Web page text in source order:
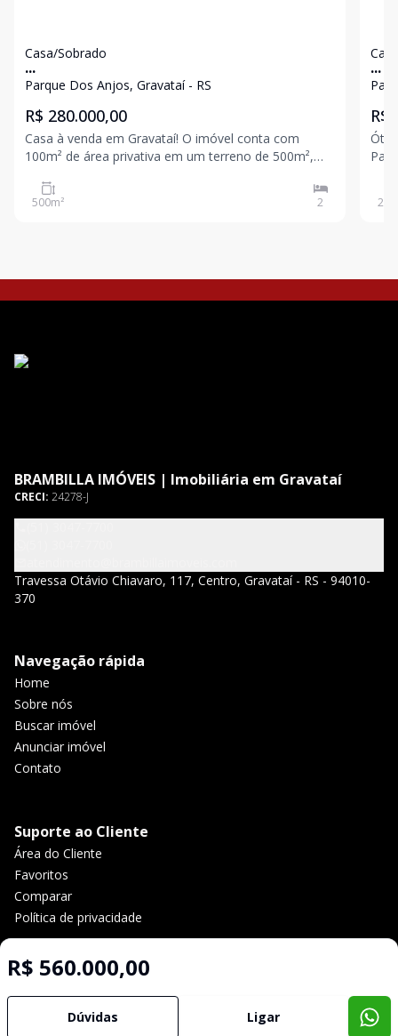
Casa/Sobrado
...
Parque Dos Anjos, Gravataí - RS
R$ 280.000,00
Casa à venda em Gravataí! O imóvel conta com
100m² de área privativa em um terreno de 500m²,
família ou atender diferentes necessidades de uso.
Possui 2 dormitórios, 1 banheiro, sala de estar e
500m² 2
...
R$
Parque
250
R$ 560.000,00
Dúvidas Ligar
BRAMBILLA IMÓVEIS | Imobiliária em Gravataí
CRECI: 24278-J
Travessa Otávio Chiavaro, 117, Centro, Gravataí - RS - 94010-
370
Navegação rápida
Home
Sobre nós
Buscar imóvel
Anunciar imóvel
Contato
Suporte ao Cliente
Área do Cliente
Favoritos
Comparar
Política de privacidade
Selo de Tecnologia Loft